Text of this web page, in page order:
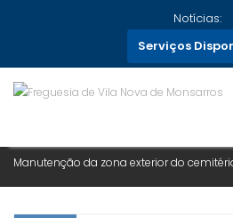
Notícias:
Serviços
MANUTENÇÃO
EXTERIOR DO
NOVA DE
Manutenção da zona exterior do